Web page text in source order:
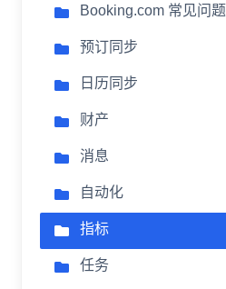
Booking.com 常见问题
预订同步
日历同步
财产
消息
自动化
指标
任务